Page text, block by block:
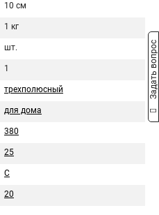
10 см
1 кг
шт.
1
трехполюсный
для дома
380
25
C
20
Задать вопрос